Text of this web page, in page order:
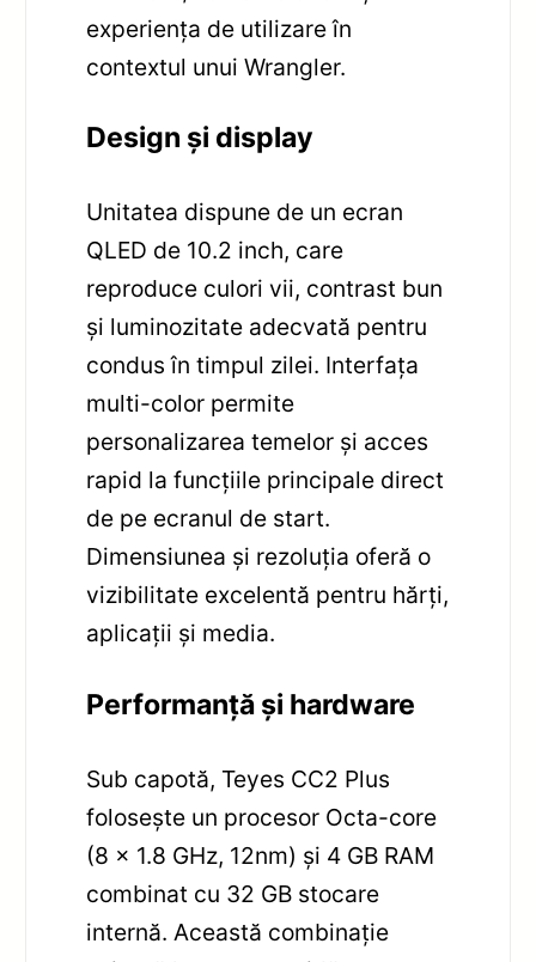
experiența de utilizare în
contextul unui Wrangler.
Design și display
Unitatea dispune de un ecran
QLED de 10.2 inch, care
reproduce culori vii, contrast bun
și luminozitate adecvată pentru
condus în timpul zilei. Interfața
multi-color permite
personalizarea temelor și acces
rapid la funcțiile principale direct
de pe ecranul de start.
Dimensiunea și rezoluția oferă o
vizibilitate excelentă pentru hărți,
aplicații și media.
Performanță și hardware
Sub capotă, Teyes CC2 Plus
folosește un procesor Octa-core
(8 x 1.8 GHz, 12nm) și 4 GB RAM
combinat cu 32 GB stocare
internă. Această combinație